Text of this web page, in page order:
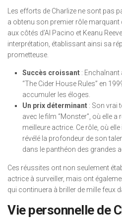
Les efforts de Charlize ne sont pas
a obtenu son premier rôle marquant
aux côtés d’Al Pacino et Keanu
interprétation, établissant ainsi sa
prometteuse.
Succès croissant : Enchaînant
“The Cider House Rules” en
accumuler les éloges.
Un prix déterminant : Son vrai
avec le film “Monster”, où elle a
meilleure actrice. Ce rôle, où
révélé la profondeur de son
dans le panthéon des grandes
Ces réussites ont non seulement
actrice à surveiller, mais ont
qui continuera à briller de mille feux
Vie personnelle de